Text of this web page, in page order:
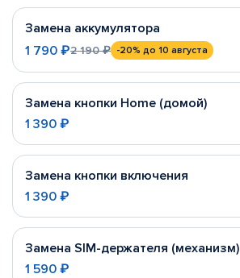
Замена аккумулятора
1 790 ₽2 190 ₽ -20% до 10 августа
Замена кнопки Home (домой)
1 390 ₽
Замена кнопки включения
1 390 ₽
Замена SIM-держателя (механизм)
1 590 ₽